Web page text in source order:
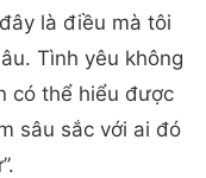
là điều mà tôi
Tình yêu không
có thể hiểu được
sâu sắc với ai đó